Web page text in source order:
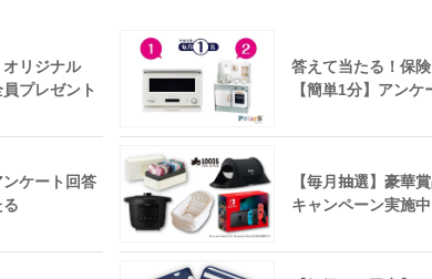
オリジナル
員プレゼント
答えて当たる！保
【簡単1分】アンケ
ンケート回答
【毎月抽選】豪華
キャンペーン実施中